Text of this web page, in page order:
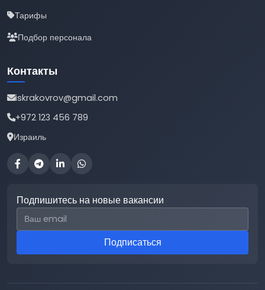
Тарифы
Подбор персонала
Контакты
iskrakovrov@gmail.com
+972 123 456 789
Израиль
Подпишитесь на новые вакансии
Email для подписки
Подписаться